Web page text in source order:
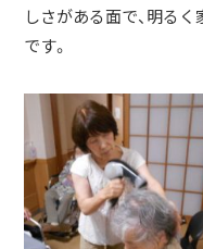
しさがある面で、明る
です。